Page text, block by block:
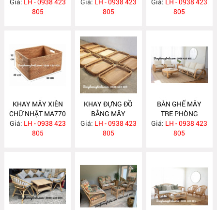
NHIÊN MA780
Giá: LH - 0938 423
805
KIỂU DÁNG ĐƠN
GIẢN MA778
Giá: LH - 0938 423
805
KHÁCH MA777
Giá: LH - 0938 423
805
KHAY MÂY XIÊN
CHỮ NHẬT MA770
Giá: LH - 0938 423
805
KHAY ĐỰNG ĐỒ
BẰNG MÂY
MA769
Giá: LH - 0938 423
805
BÀN GHẾ MÂY
TRE PHÒNG
KHÁCH MA764
Giá: LH - 0938 423
805